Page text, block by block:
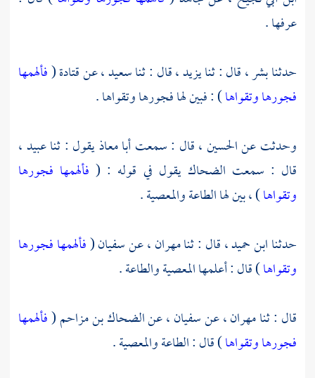
عرفها .
حدثنابشر ،قال : ثنايزيد ،قال : ثناسعيد ،عنقتادة(فألهمها
فجورها وتقواها) : فبين لها فجورها وتقواها .
وحدثت عنالحسين ،قال : سمعتأبا معاذيقول : ثناعبيد ،
قال : سمعت الضحاكيقول في قوله : ( فألهمها فجورها
وتقواها) ، بين لها الطاعة والمعصية .
حدثناابن حميد ،قال : ثنامهران ،عنسفيان(فألهمها فجورها
وتقواها) قال : أعلمها المعصية والطاعة .
قال : ثنامهران ،عنسفيان ،عنالضحاك بن مزاحم(فألهمها
فجورها وتقواها) قال : الطاعة والمعصية .